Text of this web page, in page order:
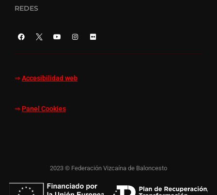
REDES
⇒ Accesibilidad web
⇒ Panel Cookies
2023 © Federación Vizcaína de Baloncesto